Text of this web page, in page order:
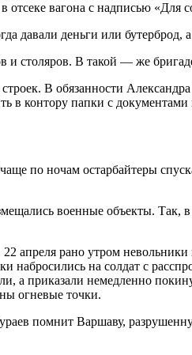
отсеке вагона с надписью
давали деньги или
и столяров. В такой — же
В обязанности
в контору папки с
по ночам остарбайтеры
военные объекты. Так,
22 апреля рано утром
набросились на солдат с
а приказали немедленно
огневые точки.
помнит Варшаву,